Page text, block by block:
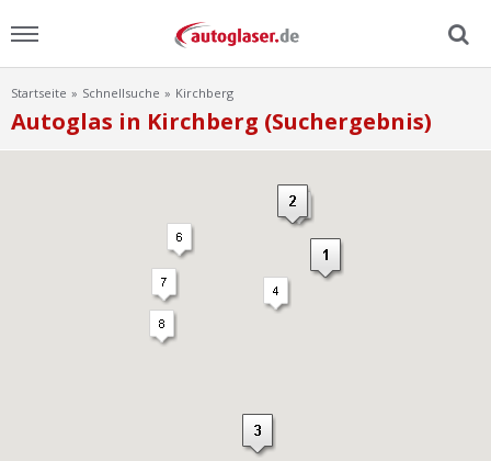
Menu
Home
Startseite Schnellsuche Kirchberg
Autoglas in Kirchberg (Suchergebnis)